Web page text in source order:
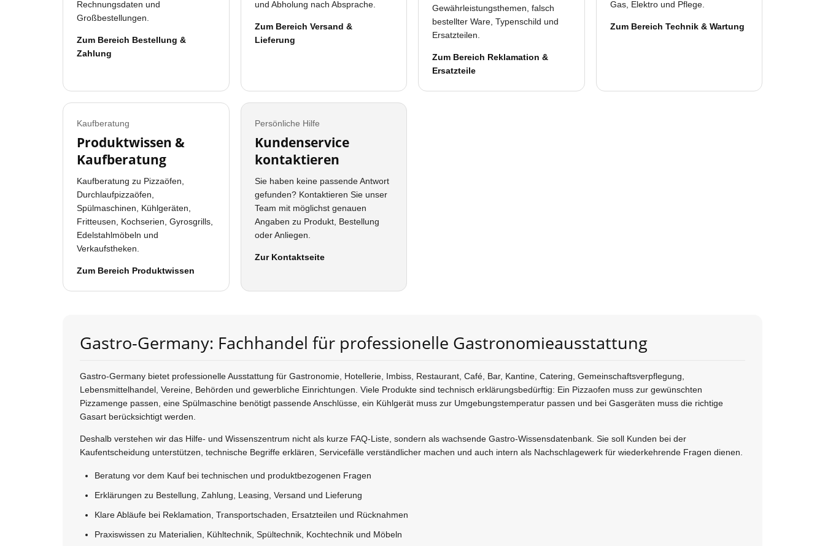
Rechnungsdaten und
Großbestellungen.
Zum Bereich Bestellung &
Zahlung
und Abholung nach Absprache.
Zum Bereich Versand &
Lieferung
Gewährleistungsthemen, falsch
bestellter Ware, Typenschild und
Ersatzteilen.
Zum Bereich Reklamation &
Ersatzteile
Gas, Elektro und Pflege.
Zum Bereich Technik & Wartung
Kaufberatung
Produktwissen &
Kaufberatung
Kaufberatung zu Pizzaöfen,
Durchlaufpizzaöfen,
Spülmaschinen, Kühlgeräten,
Fritteusen, Kochserien, Gyrosgrills,
Edelstahlmöbeln und
Verkaufstheken.
Zum Bereich Produktwissen
Persönliche Hilfe
Kundenservice
kontaktieren
Sie haben keine passende Antwort
gefunden? Kontaktieren Sie unser
Team mit möglichst genauen
Angaben zu Produkt, Bestellung
oder Anliegen.
Zur Kontaktseite
Gastro-Germany: Fachhandel für professionelle Gastronomieausstattung
Gastro-Germany bietet professionelle Ausstattung für Gastronomie, Hotellerie, Imbiss, Restaurant, Café, Bar, Kantine, Catering, Gemeinschaftsverpflegung,
Lebensmittelhandel, Vereine, Behörden und gewerbliche Einrichtungen. Viele Produkte sind technisch erklärungsbedürftig: Ein Pizzaofen muss zur gewünschten
Pizzamenge passen, eine Spülmaschine benötigt passende Anschlüsse, ein Kühlgerät muss zur Umgebungstemperatur passen und bei Gasgeräten muss die richtige
Gasart berücksichtigt werden.
Deshalb verstehen wir das Hilfe- und Wissenszentrum nicht als kurze FAQ-Liste, sondern als wachsende Gastro-Wissensdatenbank. Sie soll Kunden bei der
Kaufentscheidung unterstützen, technische Begriffe erklären, Servicefälle verständlicher machen und auch intern als Nachschlagewerk für wiederkehrende Fragen dienen.
Beratung vor dem Kauf bei technischen und produktbezogenen Fragen
Erklärungen zu Bestellung, Zahlung, Leasing, Versand und Lieferung
Klare Abläufe bei Reklamation, Transportschaden, Ersatzteilen und Rücknahmen
Praxiswissen zu Materialien, Kühltechnik, Spültechnik, Kochtechnik und Möbeln